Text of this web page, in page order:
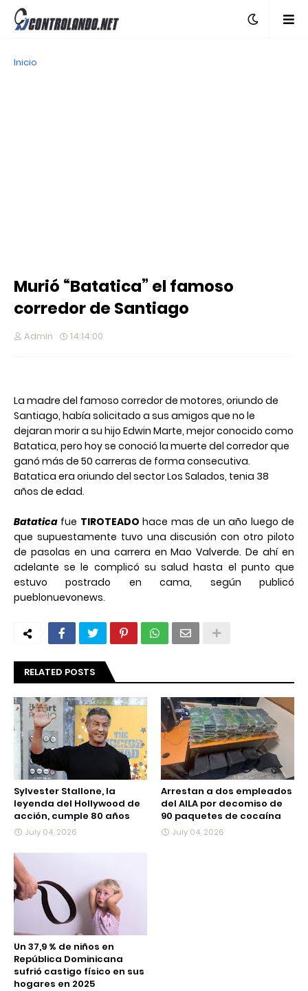
Inicio
Murió “Batatica” el famoso
corredor de Santiago
Admin 14:14:00
La madre del famoso corredor de motores, oriundo de
Santiago, había solicitado a sus amigos que no le
dejaran morir a su hijo Edwin Marte, mejor conocido como
Batatica, pero hoy se conoció la muerte del corredor que
ganó más de 50 carreras de forma consecutiva.
Batatica era oriundo del sector Los Salados, tenia 38
años de edad.
Batatica fue TIROTEADO hace mas de un año luego de
que supuestamente tuvo una discusión con otro piloto
de pasolas en una carrera en Mao Valverde. De ahí en
adelante se le complicó su salud hasta el punto que
estuvo postrado en cama, según publicó
pueblonuevonews.
RELATED POSTS
Sylvester Stallone, la
leyenda del Hollywood de
acción, cumple 80 años
July 04, 2026
Arrestan a dos empleados
del AILA por decomiso de
90 paquetes de cocaína
July 04, 2026
Un 37,9 % de niños en
República Dominicana
sufrió castigo físico en sus
hogares en 2025